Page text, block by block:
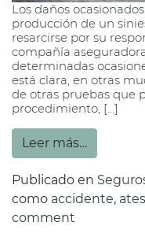
Los daños
producción de un
resarcirse por su
compañía
determinadas
está clara, en otras
de otras pruebas que
procedimiento, […]
Leer más…
Publicado en
como accidente,
comment